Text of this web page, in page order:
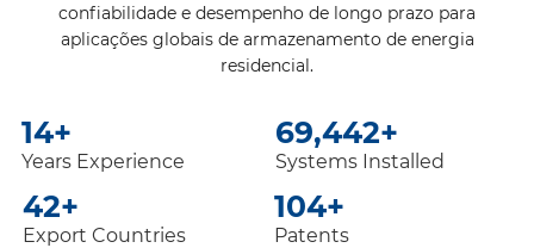
confiabilidade e desempenho de longo prazo para
aplicações globais de armazenamento de energia
residencial.
20+
Years Experience
100,000+
Systems Installed
60+
Export Countries
150+
Patents